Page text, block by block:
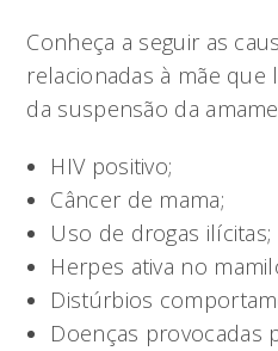
Conheça a seguir as
relacionadas à mãe que
da suspensão da
HIV positivo;
Câncer de mama;
Uso de drogas ilícitas;
Herpes ativa no
Distúrbios
Doenças provocadas